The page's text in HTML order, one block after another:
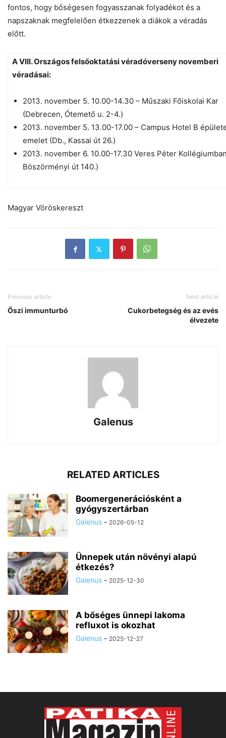
fontos, hogy bőségesen fogyasszanak folyadékot és a
napszaknak megfelelően étkezzenek a diákok a véradás
előtt.
A VIII. Országos felsőoktatási véradóverseny novemberi
véradásai:
2013. november 5. 10.00-14.30 – Műszaki Főiskolai Kar
(Debrecen, Ótemető u. 2-4.)
2013. november 5. 13.00-17.00 – Campus Hotel B
emelet (Db., Kassai út 26.)
2013. november 6. 10.00-17.30 Veres Péter
Böszörményi út 140.)
Magyar Vöröskereszt
Previous article
Őszi immunturbó
Next article
Cukorbetegség és az evés
élvezete
Galenus
RELATED ARTICLES
Boomergenerációsként a
gyógyszertárban
Galenus - 2026-05-12
Ünnepek után növényi alapú
étkezés?
Galenus - 2025-12-30
A bőséges ünnepi lakoma
refluxot is okozhat
Galenus - 2025-12-27